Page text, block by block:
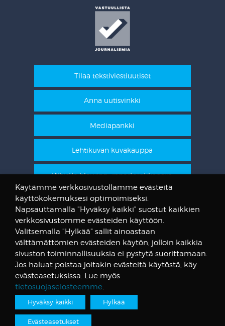
Tilaa tekstiviestiuutiset
Anna uutisvinkki
Mediapankki
Lehtikuvan kuvakauppa
Whistle blowing -raportointikanava
STT Info
Lehtikuvan vanhat kuvat
@STTuutiset
@STTinfo
@STTViestintap
Tietosuojalauseke
Käytämme verkkosivustollamme evästeitä
käyttökokemuksesi optimoimiseksi.
Napsauttamalla "Hyväksy kaikki" suostut kaikkien
verkkosivustomme evästeiden käyttöön.
Valitsemalla "Hylkää" sallit ainoastaan
välttämättömien evästeiden käytön, jolloin kaikkia
sivuston toiminnallisuuksia ei pystytä suorittamaan.
Jos haluat poistaa joitakin evästeitä käytöstä, käy
evästeasetuksissa. Lue myös
tietosuojaselosteemme.
Hyväksy kaikki Hylkää
Evästeasetukset